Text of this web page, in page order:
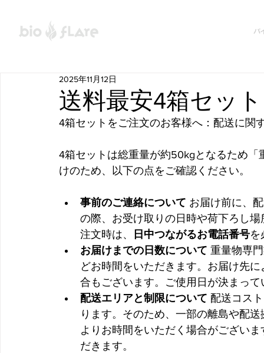
バ
送料最安4箱セッ
2025年11月12日
4箱セットをご注文のお客様へ：配送に関
4箱セットは総重量が約50kgとなるため
けのため、以下の点をご確認ください。
事前のご連絡について お届け前に、
の際、お受け取りの日時や荷下ろし
注文時は、
日中つながるお電話番号を
お届けまでの日数について 重量物専
どお時間をいただきます。お届け先
合もございます。ご使用日が決まっ
配送エリアと制限について 配送コス
ります。そのため、一部の離島や配
よりお時間をいただく場合がござい
だきます。